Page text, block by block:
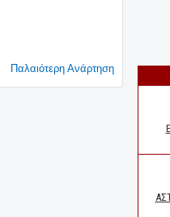
Παλαιότερη Ανάρτηση